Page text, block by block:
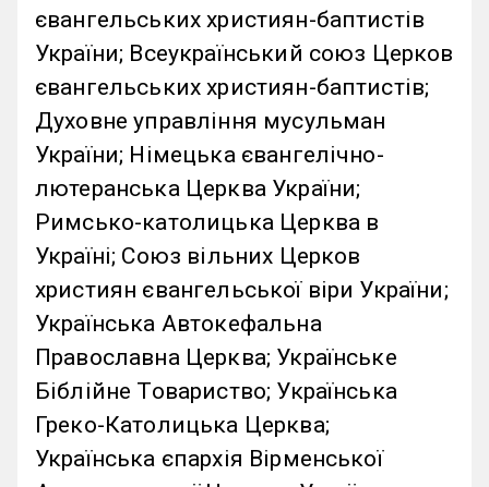
євангельських християн-баптистів
України; Всеукраїнський союз Церков
євангельських християн-баптистів;
Духовне управління мусульман
України; Німецька євангелічно-
лютеранська Церква України;
Римсько-католицька Церква в
Україні; Союз вільних Церков
християн євангельської віри України;
Українська Автокефальна
Православна Церква; Українське
Біблійне Товариство; Українська
Греко-Католицька Церква;
Українська єпархія Вірменської